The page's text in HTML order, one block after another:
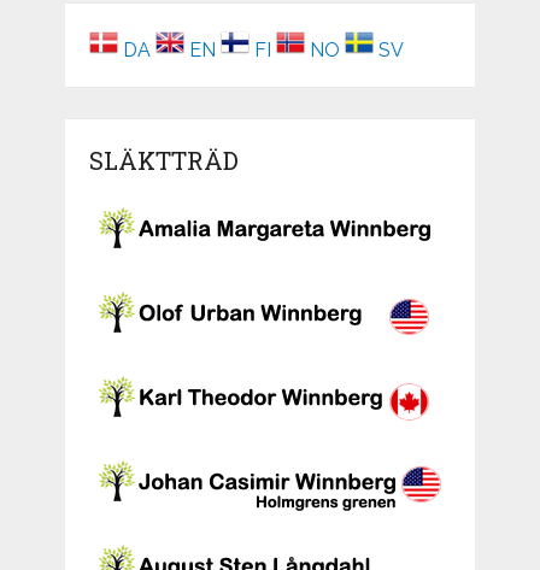
DA EN FI NO SV
SLÄKTTRÄD